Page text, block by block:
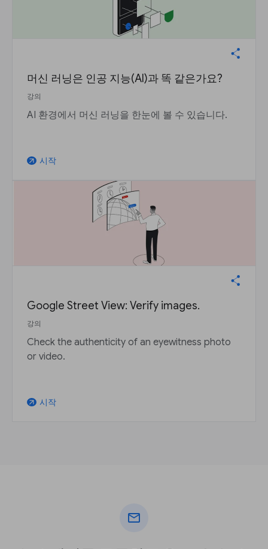
머신 러닝은 인공 지능(AI)과 똑 같은가요?
강의
AI 환경에서 머신 러닝을 한눈에 볼 수 있습니다.
arrow_outward 시작
Google Street View: Verify images.
강의
Check the authenticity of an eyewitness photo
or video.
arrow_outward 시작
mail